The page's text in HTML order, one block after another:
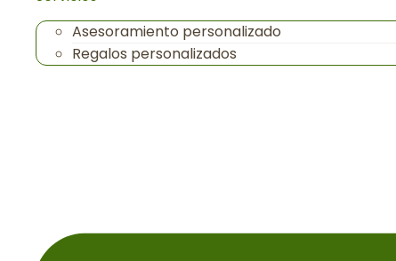
Asesoramiento personalizado
Regalos personalizados